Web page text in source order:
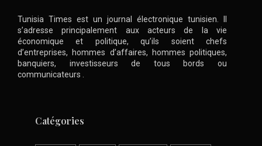
Tunisia Times est un journal électronique tunisien. Il
s’adresse principalement aux acteurs de la vie
économique et politique, qu’ils soient chefs
d’entreprises, hommes d’affaires, hommes politiques,
banquiers, investisseurs de tous bords ou
communicateurs .
Catégories